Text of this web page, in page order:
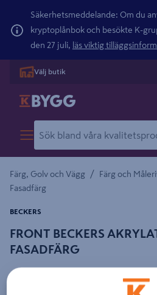
Säkerhetsmeddelande: Om du
kryptoplånbok och besökte K-
den 27 juli, läs viktig
Välj butik
Färg, Golv och Vägg / Färg och
Fasadfärg
FRONT BECKERS
FASADFÄRG
BECKERS
Detaljerad beskrivning finns i